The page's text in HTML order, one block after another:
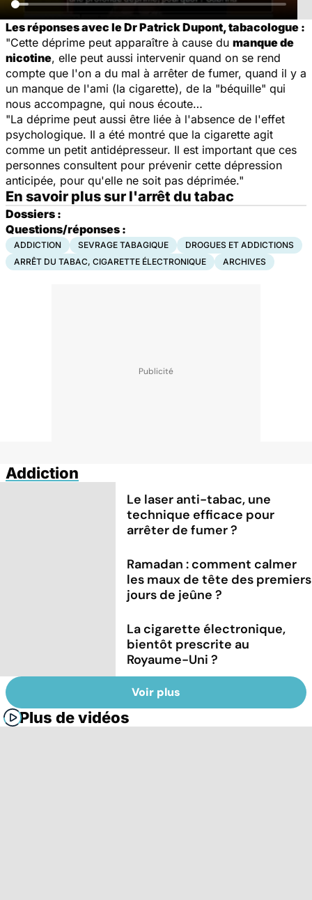
Les réponses avec le Dr Patrick Dupont, tabacologue :
"Cette déprime peut apparaître à cause du manque de
nicotine, elle peut aussi intervenir quand on se rend
compte que l'on a du mal à arrêter de fumer, quand il y a
un manque de l'ami (la cigarette), de la "béquille" qui
nous accompagne, qui nous écoute…
"La déprime peut aussi être liée à l'absence de l'effet
psychologique. Il a été montré que la cigarette agit
comme un petit antidépresseur. Il est important que ces
personnes consultent pour prévenir cette dépression
anticipée, pour qu'elle ne soit pas déprimée."
En savoir plus sur l'arrêt du tabac
Dossiers :
Questions/réponses :
ADDICTION SEVRAGE TABAGIQUE
DROGUES ET ADDICTIONS
ARRÊT DU TABAC, CIGARETTE ÉLECTRONIQUE
ARCHIVES
Addiction
Le laser anti-tabac, une
technique efficace pour
arrêter de fumer ?
Ramadan : comment calmer
les maux de tête des premiers
jours de jeûne ?
La cigarette électronique,
bientôt prescrite au
Royaume-Uni ?
Voir plus
Plus de vidéos